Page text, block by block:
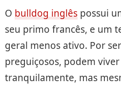
O bulldog inglês possui
seu primo francês, e um
geral menos ativo. Por
preguiçosos, podem
tranquilamente, mas